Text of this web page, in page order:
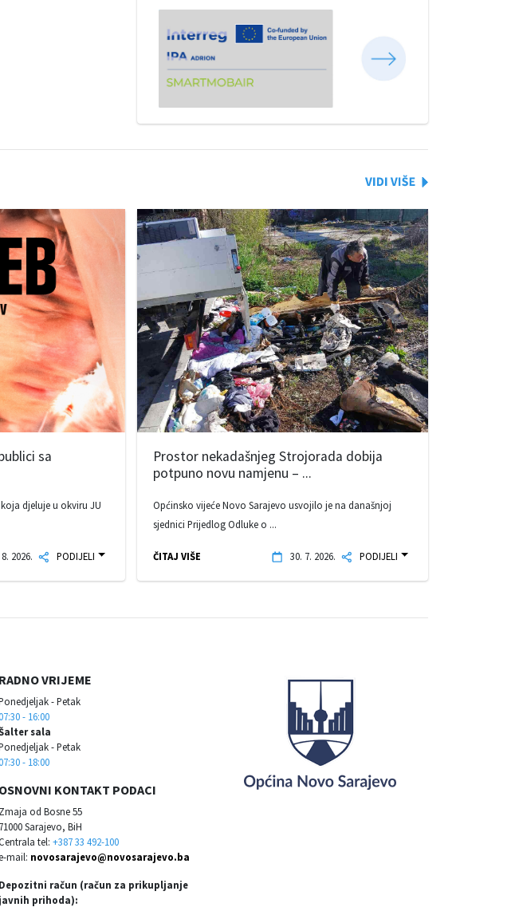
sa
djeluje u okviru JU
2026. PODIJELI
Prostor nekadašnjeg Strojorada dobija
potpuno novu namjenu – ...
Općinsko vijeće Novo Sarajevo usvojilo je na današnjoj
sjednici Prijedlog Odluke o ...
ČITAJ VIŠE 30. 7. 2026. PODIJELI
RADNO VRIJEME
- Petak
- 16:00
sala
- Petak
- 18:00
OSNOVNI KONTAKT PODACI
Zmaja od Bosne 55
71000 Sarajevo, BiH
tel: +387 33 492-100
mail: novosarajevo@novosarajevo.ba
Depozitni račun (račun za prikupljanje
javnih prihoda):